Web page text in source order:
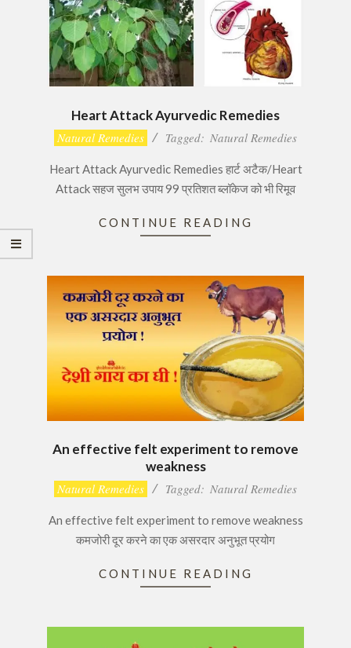
Heart Attack Ayurvedic Remedies
2016-
27
Natural Remedies Tagged: Natural Remedies
Heart Attack Ayurvedic Remedies हार्ट अटैक/Heart
Attack सहज सुलभ उपाय 99 प्रतिशत ब्लॉकेज को भी रिमूव
CONTINUE READING
An effective felt experiment to remove
weakness
2016-
27
Natural Remedies Tagged: Natural Remedies
An effective felt experiment to remove weakness
कमजोरी दूर करने का एक असरदार अनुभूत प्रयोग
CONTINUE READING